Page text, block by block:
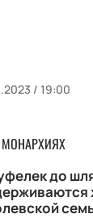
/ 19:00
МОНАРХИЯХ
до